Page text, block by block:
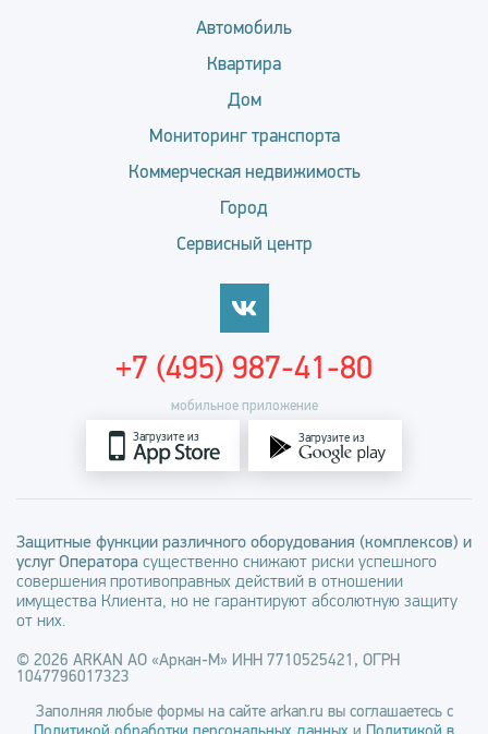
Автомобиль
Квартира
Дом
Мониторинг транспорта
Коммерческая недвижимость
Город
Сервисный центр
мобильное приложение
Загрузите из Загрузите из
+7 (495) 987-41-80
Защитные функции различного оборудования (комплексов) и
услуг Оператора существенно снижают риски успешного
совершения противоправных действий в отношении
имущества Клиента, но не гарантируют абсолютную защиту
от них.
© 2026 ARKAN АО «Аркан-М» ИНН 7710525421, ОГРН
1047796017323
Заполняя любые формы на сайте arkan.ru вы соглашаетесь с